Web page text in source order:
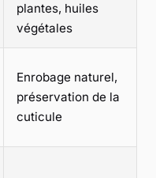
plantes, huiles
végétales
Enrobage naturel,
préservation de la
cuticule